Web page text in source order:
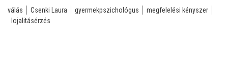
válás Csenki Laura gyermekpszichológus
megfelelési kényszer
lojalitásérzés